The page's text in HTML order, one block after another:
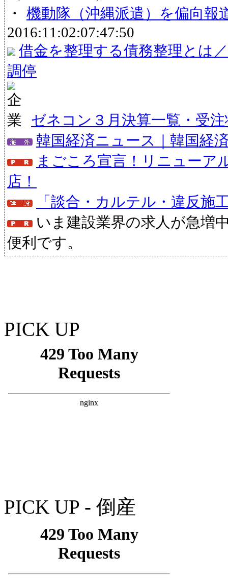
・ 機動隊（沖縄派遣）を偏向報
2016:11:02:07:47:50
借金を整理する債務整理とは
調停
ゼネコン３月決算一覧・受
韓国経済ニュース｜韓国経
まごころ宣言！リニューア
店！
「談合・カルテル・違反施
いま建設業界の求人が急増
便利です。
PICK UP
PICK UP - 倒産